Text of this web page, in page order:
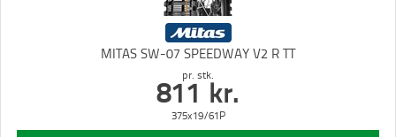
MITAS SW-07 SPEEDWAY V2 R TT
pr. stk.
811 kr.
375x19/61P